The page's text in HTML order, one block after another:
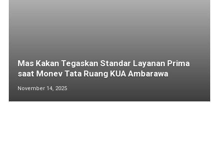
Mas Kakan Tegaskan Standar Layanan Prima
saat Monev Tata Ruang KUA Ambarawa
November 14, 2025